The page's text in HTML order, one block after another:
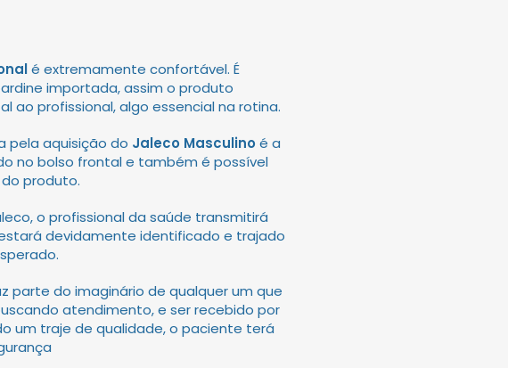
é extremamente confortável. É
importada, assim o produto
ao profissional, algo essencial na rotina.
pela aquisição do Jaleco Masculinoé a
no bolso frontal e também é possível
produto.
o profissional da saúde transmitirá
devidamente identificado e trajado
parte do imaginário de qualquer um que
atendimento, e ser recebido por
um traje de qualidade, o paciente terá